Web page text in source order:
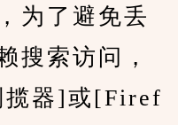
为了避免丢
搜索访问，
揽器]或[Firef